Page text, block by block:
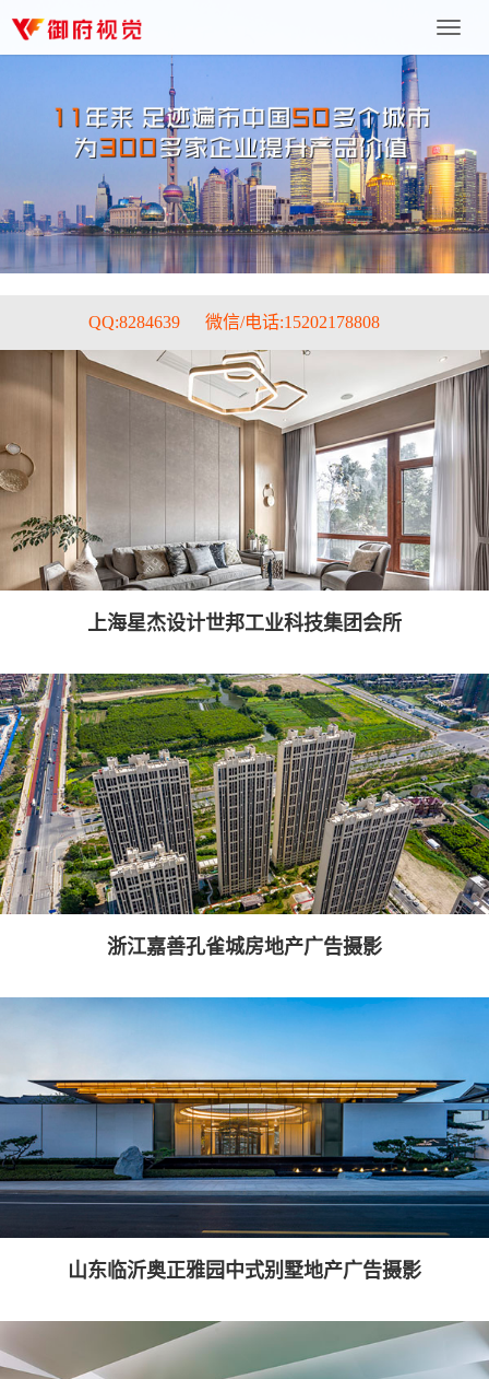
上
海
传
播
有
限
公
司
QQ:8284639 微信/电话:15202178808
上海星杰设计世邦工业科技集团会所
浙江嘉善孔雀城房地产广告摄影
山东临沂奥正雅园中式别墅地产广告摄影